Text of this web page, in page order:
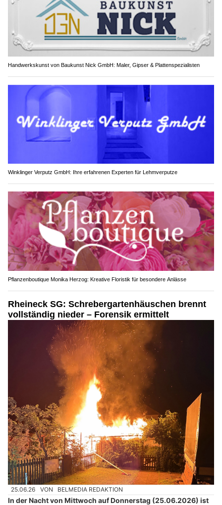
Handwerkskunst von Baukunst Nick GmbH: Maler, Gipser & Plattenspezialisten
Winklinger Verputz GmbH: Ihre erfahrenen Experten für Lehmverputze
Pflanzenboutique Monika Herzog: Kreative Floristik für besondere Anlässe
Rheineck SG: Schrebergartenhäuschen brennt
vollständig nieder – Forensik ermittelt
25.06.26 VON BELMEDIA REDAKTION
In der Nacht von Mittwoch auf Donnerstag (25.06.2026) ist